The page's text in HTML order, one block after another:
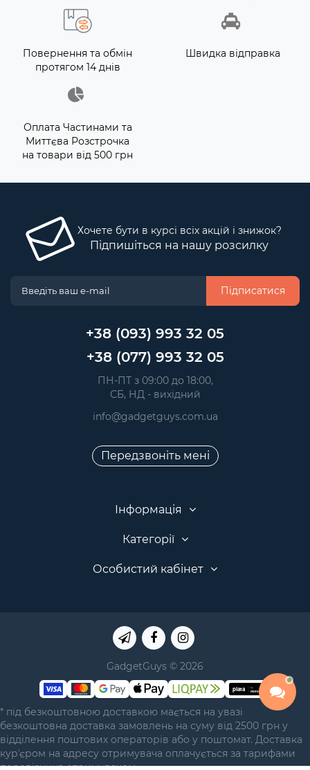
Повернення та обмін
протягом 14 днів
Швидка відправка
Оплата Частинами та
Миттєва Розстрочка
на товари від 500 грн
Хочете бути в курсі всіх акцій і знижок?
Підпишіться на нашу розсилку
Підписатися
+38 (093) 993 32 05
+38 (077) 993 32 05
ПН-ПТ з 09:00 до 18:00,
СБ, НД - вихідний
info@gadgetguys.com.ua
Передзвоніть мені
Інформація
Категорії
Особистий кабінет
GadgetGuys © 2026
* під безкоштовною доставкою мається на увазі
безкоштовна доставка замовлень на суму від 2500 грн у
відділення поштових операторів або у поштомат. Доставка
курʼєром на адресу отримувача оплачується за тарифами
перевізника отримувачем.